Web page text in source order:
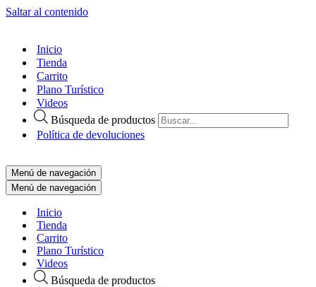
Saltar al contenido
Inicio
Tienda
Carrito
Plano Turístico
Videos
Búsqueda de productos
Política de devoluciones
Menú de navegación
Menú de navegación
Inicio
Tienda
Carrito
Plano Turístico
Videos
Búsqueda de productos